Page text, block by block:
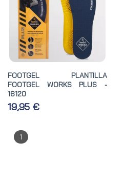
FOOTGEL PLANTILLA
FOOTGEL WORKS PLUS -
16120
19,95 €
1